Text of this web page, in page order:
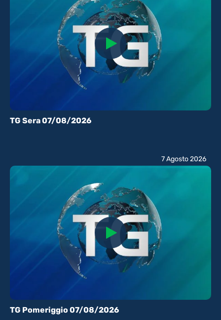
TG Sera 07/08/2026
TG Pomeriggio 07/08/2026
7 Agosto 2026